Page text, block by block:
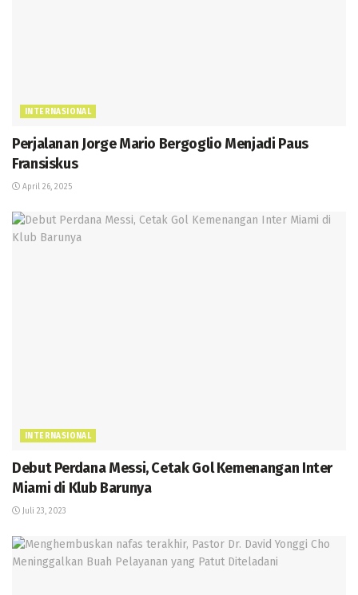
INTERNASIONAL
Perjalanan Jorge Mario Bergoglio Menjadi Paus
Fransiskus
April 26, 2025
INTERNASIONAL
Debut Perdana Messi, Cetak Gol Kemenangan Inter
Miami di Klub Barunya
Juli 23, 2023